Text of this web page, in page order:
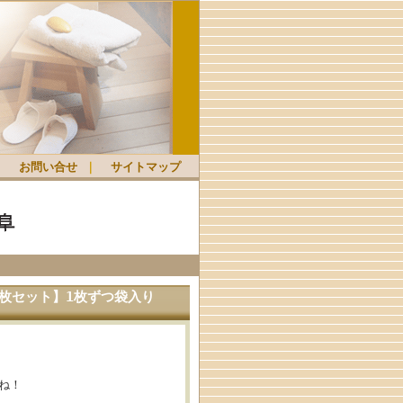
お問い合せ｜ サイトマップ
セット】1枚ずつ袋入り
！